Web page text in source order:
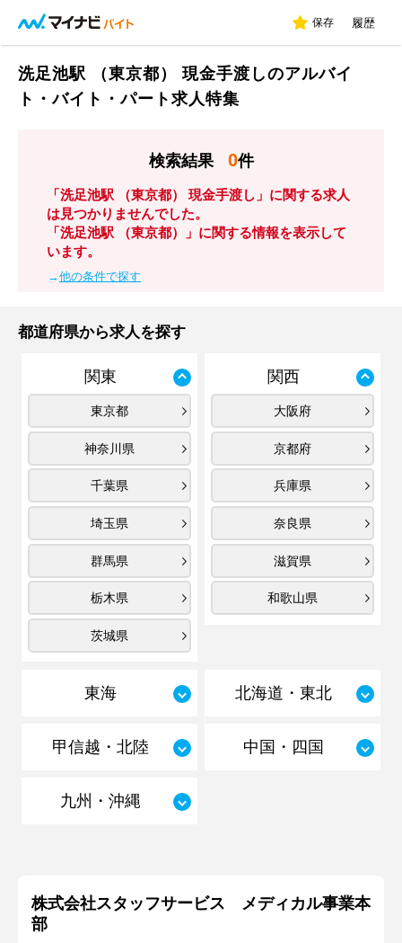
保存 履歴
洗足池駅 （東京都） 現金手渡しのアルバイ
ト・バイト・パート求人特集
検索結果 0件
「洗足池駅 （東京都） 現金手渡し」に関する求人
は見つかりませんでした。
「洗足池駅 （東京都）」に関する情報を表示して
います。
→他の条件で探す
都道府県から求人を探す
関東
東京都
神奈川県
千葉県
埼玉県
群馬県
栃木県
茨城県
関西
大阪府
京都府
兵庫県
奈良県
滋賀県
和歌山県
東海 北海道・東北
甲信越・北陸 中国・四国
九州・沖縄
株式会社スタッフサービス メディカル事業本
部